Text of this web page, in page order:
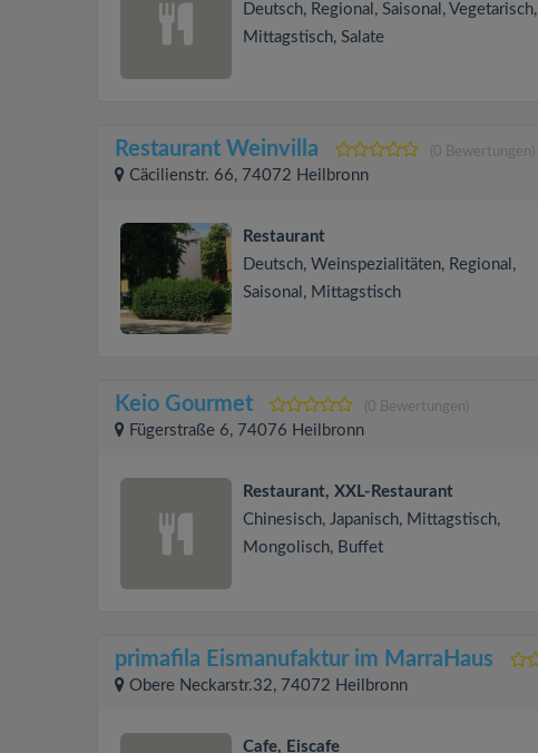
Deutsch, Regional, Saisonal, Vegetarisch,
Mittagstisch, Salate
Restaurant Weinvilla (0 Bewertungen)
Cäcilienstr. 66, 74072 Heilbronn
Restaurant
Deutsch, Weinspezialitäten, Regional,
Saisonal, Mittagstisch
Keio Gourmet (0 Bewertungen)
Fügerstraße 6, 74076 Heilbronn
Restaurant, XXL-Restaurant
Chinesisch, Japanisch, Mittagstisch,
Mongolisch, Buffet
primafila Eismanufaktur im MarraHaus
Obere Neckarstr.32, 74072 Heilbronn
Cafe, Eiscafe